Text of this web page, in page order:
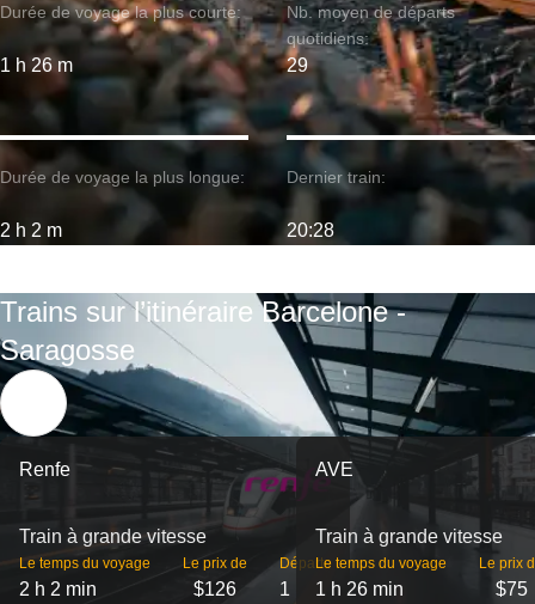
Durée de voyage la plus courte:
1 h 26 m
Durée de voyage la plus longue:
2 h 2 m
Nb. moyen de départs
quotidiens:
29
Dernier train:
20:28
Trains sur l’itinéraire Barcelone -
Saragosse
Renfe
Train à grande vitesse
Le temps du voyage
2 h 2 min
Le prix de
$126
Départs
1
AVE
Train à grande vitesse
Le temps du voyage
1 h 26 min
Le prix
$75